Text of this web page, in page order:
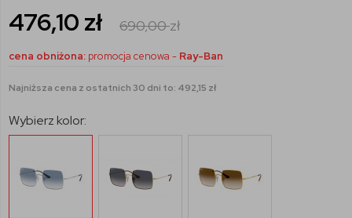
476,10 zł 690,00zł
cena obniżona: promocja cenowa - Ray-Ban
Najniższa cena z ostatnich 30 dni to: 492,15 zł
Wybierz kolor: